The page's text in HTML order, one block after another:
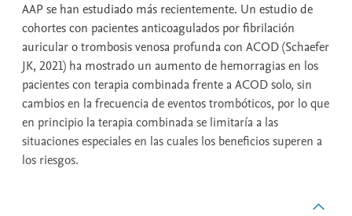
AAP se han estudiado más recientemente. Un estudio de
cohortes con pacientes anticoagulados por fibrilación
auricular o trombosis venosa profunda con ACOD (Schaefer
JK, 2021) ha mostrado un aumento de hemorragias en los
pacientes con terapia combinada frente a ACOD solo, sin
cambios en la frecuencia de eventos trombóticos, por lo que
en principio la terapia combinada se limitaría a las
situaciones especiales en las cuales los beneficios superen a
los riesgos.